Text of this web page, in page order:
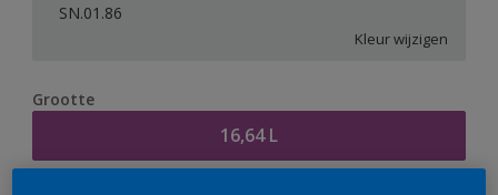
SN.01.86
Kleur wijzigen
Grootte
16,64 L